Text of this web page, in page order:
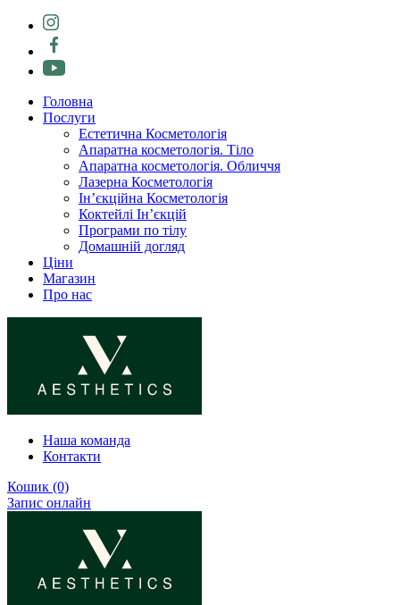
Головна
Послуги
Естетична Косметологія
Апаратна косметологія. Тіло
Апаратна косметологія. Обличчя
Лазерна Косметологія
Ін’єкційна Косметологія
Коктейлі Ін’єкцій
Програми по тілу
Домашній догляд
Ціни
Магазин
Про нас
Наша команда
Контакти
Кошик (0)
Запис онлайн